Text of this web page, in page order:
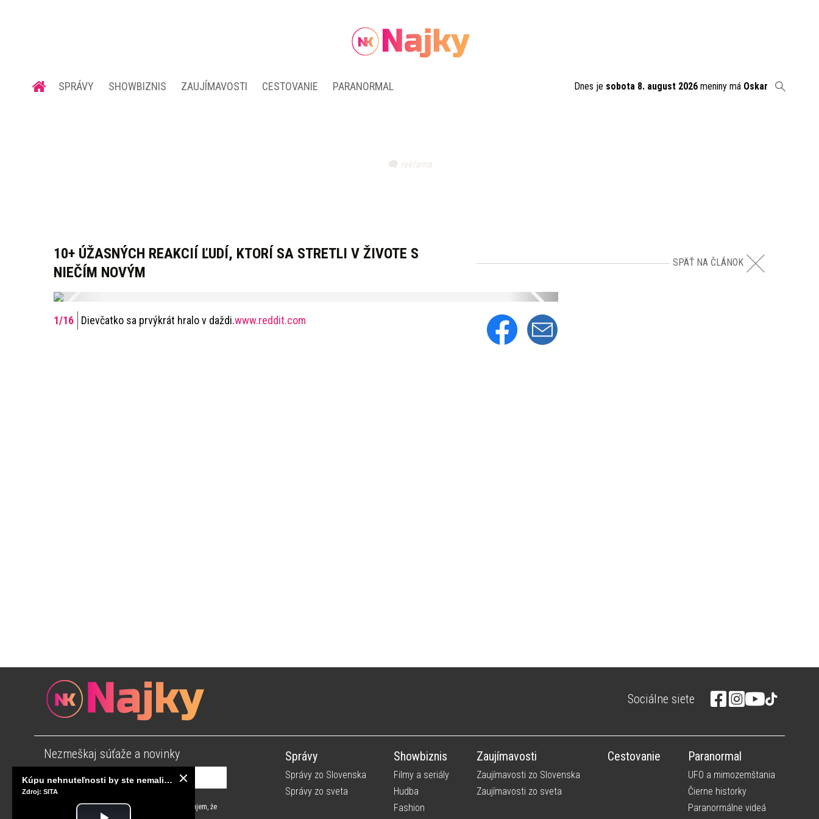
SPRÁVY SHOWBIZNIS ZAUJÍMAVOSTI CESTOVANIE PARANORMAL Dnes je sobota 8. august 2026 meniny má Oskar
10+ ÚŽASNÝCH REAKCIÍ ĽUDÍ, KTORÍ SA STRETLI V ŽIVOTE S
NIEČÍM NOVÝM
SPÄŤ NA ČLÁNOK
Dievčatko sa prvýkrát hralo v daždi.www.reddit.com
Kúpu nehnuteľnosti by ste nemali odkladať, NBS plánuje sprísniť pravidlá pri hypotékach
Zdroj: SITA
Sociálne siete
Nezmeškaj súťaže a novinky
Súhlasím spodmienkami používania
a potvrdzujem, že
Správy
Správy zo Slovenska
Správy zo sveta
Showbiznis
Filmy a seriály
Hudba
Fashion
Zaujímavosti
Zaujímavosti zo Slovenska
Zaujímavosti zo sveta
Cestovanie Paranormal
UFO a mimozemštania
Čierne historky
Paranormálne videá